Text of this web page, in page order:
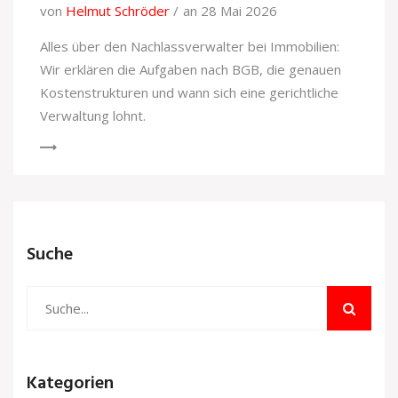
von Helmut Schröder
an 28 Mai 2026
Alles über den Nachlassverwalter bei Immobilien:
Wir erklären die Aufgaben nach BGB, die genauen
Kostenstrukturen und wann sich eine gerichtliche
Verwaltung lohnt.
Suche
Kategorien